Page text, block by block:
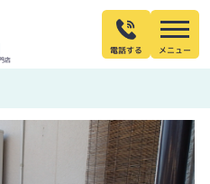
店
電話する